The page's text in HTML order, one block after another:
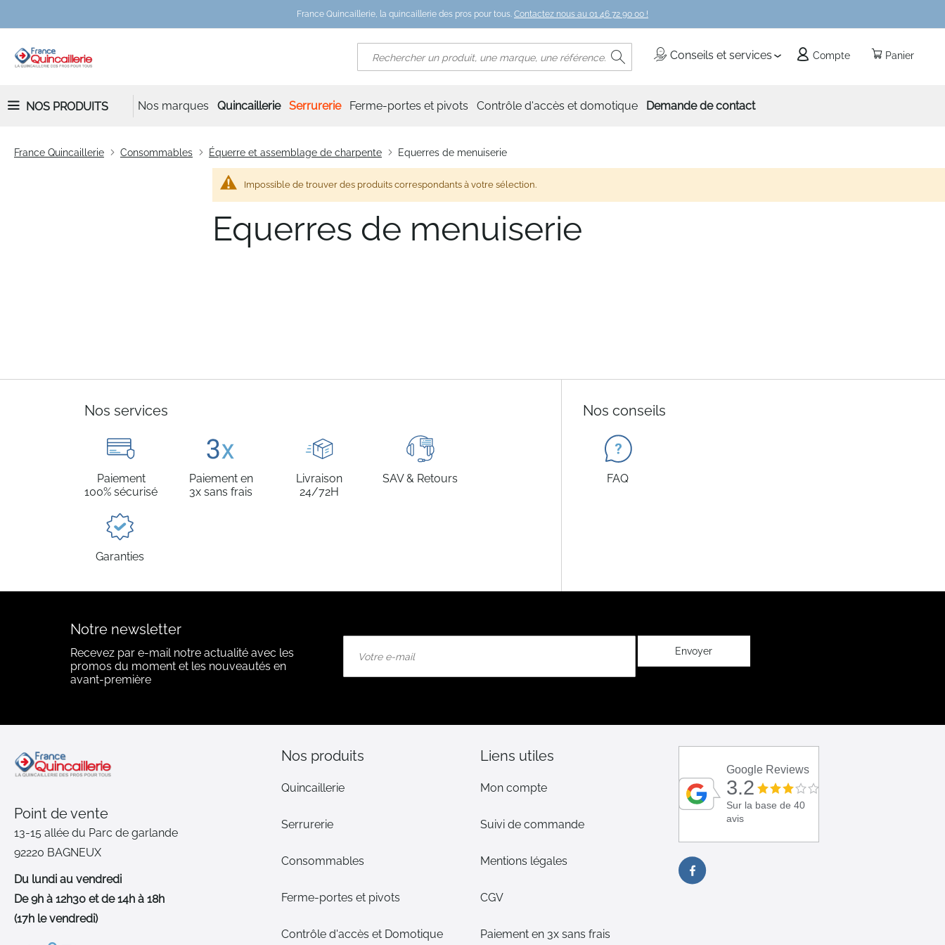
France Quincaillerie, la quincaillerie des pros pour tous. Contactez nous au 01 46 72 90 00 !
Panier
Conseils et services Compte
Rechercher
NOS PRODUITS Nos marques Quincaillerie Serrurerie Ferme-portes et pivots Contrôle d'accès et domotique Demande de contact
France Quincaillerie Consommables Équerre et assemblage de charpente Equerres de menuiserie
Equerres de menuiserie
Impossible de trouver des produits correspondants à votre sélection.
Nos services
Paiement
100% sécurisé
Paiement en
3x sans frais
Livraison
24/72H
SAV & Retours
Garanties
Nos conseils
FAQ
Notre newsletter
Recevez par e-mail notre actualité avec les
promos du moment et les nouveautés en
avant-première
notre
:
Envoyer
Point de vente
13-15 allée du Parc de garlande
92220 BAGNEUX
Du lundi au vendredi
De 9h à 12h30 et de 14h à 18h
(17h le vendredi)
Nos produits
Quincaillerie
Serrurerie
Consommables
Ferme-portes et pivots
Contrôle d'accès et Domotique
Liens utiles
Mon compte
Suivi de commande
Mentions légales
CGV
Paiement en 3x sans frais
Google Reviews
3.2
Sur la base de 40
avis